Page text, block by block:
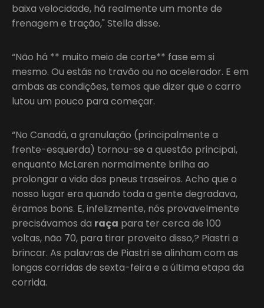
baixa velocidade, há realmente um monte de
frenagem e tração," Stella disse.
“Não há ** muito meio de corte** fase em si
mesmo. Ou estás no travão ou no acelerador. E em
ambas as condições, temos que dizer que o carro
lutou um pouco para começar.
“No Canadá, a granulação (principalmente a
frente-esquerda) tornou-se a questão principal,
enquanto McLaren normalmente brilha ao
prolongar a vida dos pneus traseiros. Acho que o
nosso lugar era quando toda a gente degradava,
éramos bons. E, infelizmente, nós provavelmente
precisávamos da raça para ter cerca de 100
voltas, não 70, para tirar proveito disso,? Piastri a
brincar. As palavras de Piastri se alinham com as
longas corridas de sexta-feira e a última etapa da
corrida.